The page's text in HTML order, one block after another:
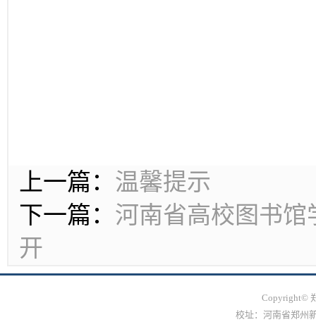
上一篇： 温馨提示
下一篇： 河南省高校图书
开
Copyright©
校址：河南省郑州